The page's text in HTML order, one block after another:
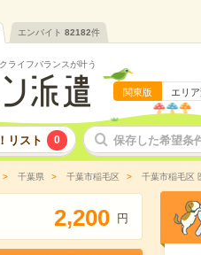
エンバイト 82182件
ライフバランスが叶う
関東版 エリ
リスト 0 保存した希望条
千葉県 千葉市稲毛区 千葉市稲毛区
2,200 円